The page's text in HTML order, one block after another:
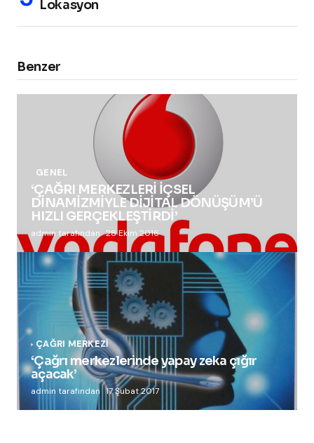
Lokasyon
Benzer
GENEL
‘ÇAĞRI MERKEZLERİ İÇSEL
DİNAMİZMİYLE DİJİTAL DÖNÜŞÜM’Ü
HIZLI GERÇEKLEŞTİRDİ’
admin tarafından 28 Ekim 2016
ÇAĞRI MERKEZI
‘Çağrı merkezlerinde yapay zeka çığır
açacak’
admin tarafından 17 Şubat 2017